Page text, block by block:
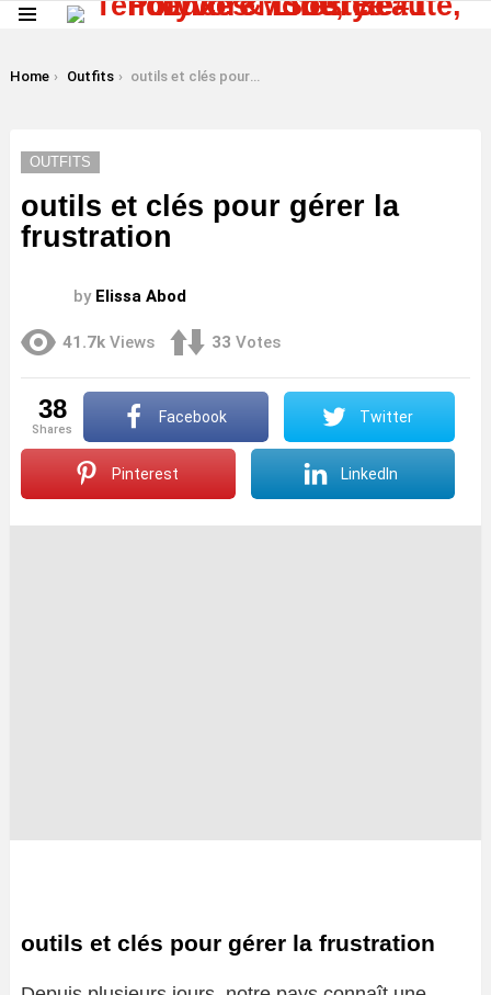
You are here:
Home Outfits outils et clés pour gérer la frustration
OUTFITS
outils et clés pour gérer la
frustration
by Elissa Abod
41.7k Views 33 Votes
38
shares
Facebook Twitter
Pinterest LinkedIn
outils et clés pour gérer la frustration